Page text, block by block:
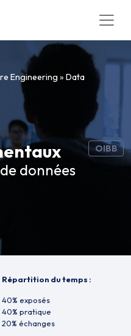
Engineering » Data
OIBB
données
Répartition du temps :
40% exposés
40% pratique
20% échanges